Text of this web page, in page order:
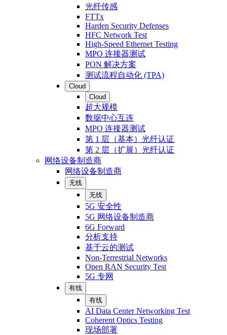
光纤传感
FTTx
Harden Security Defenses
HFC Network Test
High-Speed Ethernet Testing
MPO 连接器测试
PON 解决方案
测试流程自动化 (TPA)
Cloud
Cloud
超大规模
数据中心互连
MPO 连接器测试
第 1 层（基本）光纤认证
第 2 层（扩展）光纤认证
网络设备制造商
网络设备制造商
无线
无线
5G 安全性
5G 网络设备制造商
6G Forward
分析支持
基于云的测试
Non-Terrestrial Networks
Open RAN Security Test
5G 专网
有线
有线
AI Data Center Networking Test
Coherent Optics Testing
现场部署